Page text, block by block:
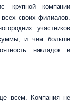
крупной компании
всех своих филиалов.
участников
суммы, и чем больше
накладок и
всем. Компания не